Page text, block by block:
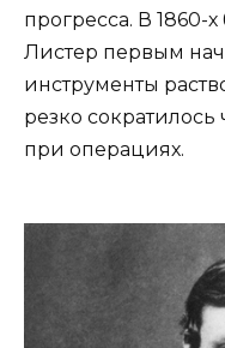
прогресса. В 1860-
Листер первым
инструменты
резко
при операциях.